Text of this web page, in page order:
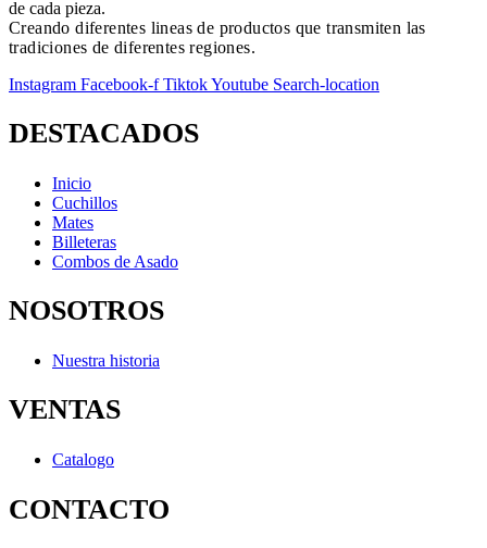
de cada pieza.
Creando diferentes lineas de productos que transmiten las
tradiciones de diferentes regiones.
Instagram Facebook-f TiktokYoutube Search-location
DESTACADOS
Inicio
Cuchillos
Mates
Billeteras
Combos de Asado
NOSOTROS
Nuestra historia
VENTAS
Catalogo
CONTACTO